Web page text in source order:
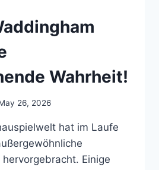
Wahrheit!
26, 2026
hat im Laufe
Einige